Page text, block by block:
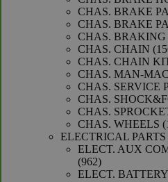
CHAS. BRAKE
CHAS. BRAKE
CHAS.
CHAS. CHAIN
CHAS. CHAIN
CHAS. MAN-
CHAS. SERVICE
CHAS.
CHAS.
CHAS. WHEELS
ELECTRICAL PARTS
ELECT. AUX
962962
producten
ELECT. BATTERY